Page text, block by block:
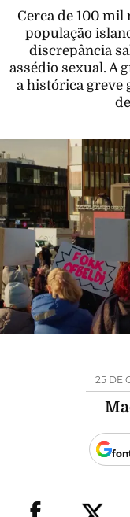
Cerca de 100
população
discrepância
assédio sexual. A
a histórica greve
25 DE